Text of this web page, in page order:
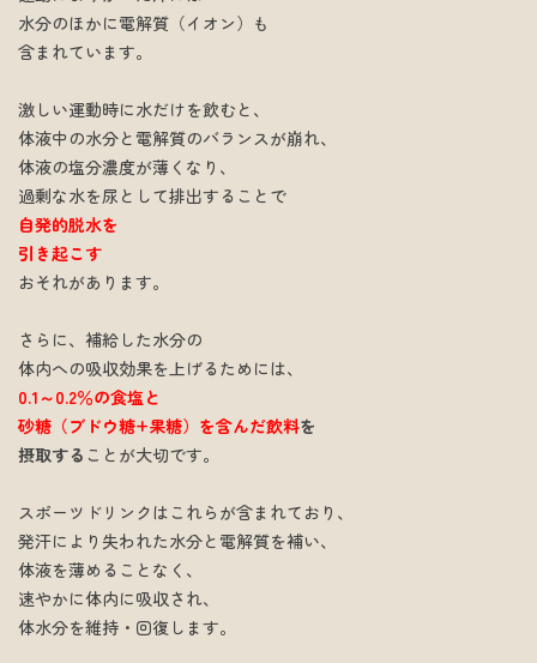
水分のほかに電解質（イオン）も
含まれています。
激しい運動時に水だけを飲むと、
体液中の水分と電解質のバランスが崩れ、
体液の塩分濃度が薄くなり、
過剰な水を尿として排出することで
自発的脱水を
引き起こす
おそれがあります。
さらに、補給した水分の
体内への吸収効果を上げるためには、
0.1～0.2％の食塩と
砂糖（ブドウ糖+果糖）を含んだ飲料を
摂取する ことが大切です。
スポーツドリンクはこれらが含まれており、
発汗により失われた水分と電解質を補い、
体液を薄めることなく、
速やかに体内に吸収され、
体水分を維持・回復します。